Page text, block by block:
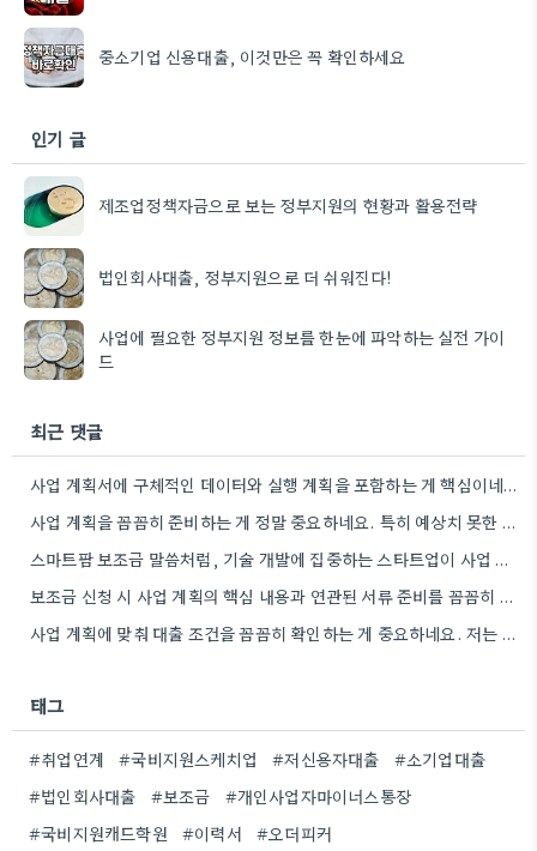
중소기업 신용대출, 이것만은 꼭 확인하세요
인기 글
제조업정책자금으로 보는 정부지원의 현황과 활용전략
법인회사대출, 정부지원으로 더 쉬워진다!
사업에 필요한 정부지원 정보를 한눈에 파악하는 실전 가이
드
최근 댓글
사업 계획서에 구체적인 데이터와 실행 계획을 포함하는 게 핵심이네요. 제가 비슷한 경험이 있어서, 단순히 아이디어를…
사업 계획을 꼼꼼히 준비하는 게 정말 중요하네요. 특히 예상치 못한 지출 때문에 어려움을 겪는 경우도…
스마트팜 보조금 말씀처럼, 기술 개발에 집중하는 스타트업이 사업 모델과 연결해서 시너지를 낼 수 있다면 정말…
보조금 신청 시 사업 계획의 핵심 내용과 연관된 서류 준비를 꼼꼼히 하는 것이 중요하네요. 특히…
사업 계획에 맞춰 대출 조건을 꼼꼼히 확인하는 게 중요하네요. 저는 사업 확장 시 금리 변화를…
태그
#취업연계 #국비지원스케치업 #저신용자대출
#소기업대출
#법인회사대출
#보조금
#개인사업자마이너스통장
#국비지원캐드학원
#이력서 #오더피커